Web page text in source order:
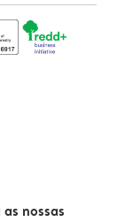
nossas